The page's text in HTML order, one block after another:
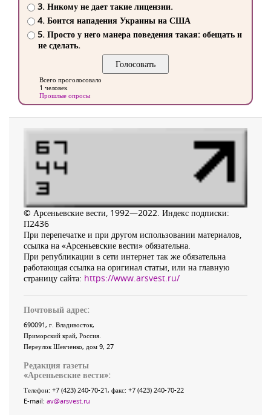
3. Никому не дает такие лицензии.
4. Боится нападения Украины на США
5. Просто у него манера поведения такая: обещать и
не сделать.
Всего проголосовало
1 человек
Прошлые опросы
© Арсеньевские вести, 1992—2022. Индекс подписки:
П2436
При перепечатке и при другом использовании материалов,
ссылка на «Арсеньевские вести» обязательна.
При републикации в сети интернет так же обязательна
работающая ссылка на оригинал статьи, или на главную
страницу сайта: https://www.arsvest.ru/
Почтовый адрес:
690091, г. Владивосток,
Приморский край, Россия
Переулок Шевченко, дом 9, 27
Редакция газеты
«Арсеньевские вести»:
Телефон: +7 (423) 240-70-21, факс: +7 (423) 240-70-22
E-mail: av@arsvest.ru